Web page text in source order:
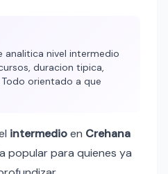
analitica nivel intermedio
duracion tipica,
orientado a que
intermedioen Crehana
popular para quienes ya